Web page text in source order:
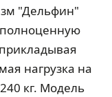
"Дельфин"
полноценную
нагрузка на
кг. Модель